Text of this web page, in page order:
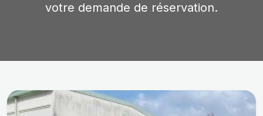
votre demande de réservation.